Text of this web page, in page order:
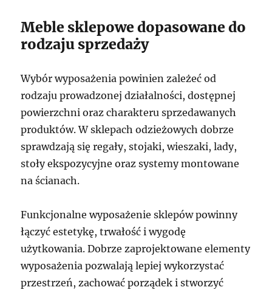
Meble sklepowe dopasowane do
rodzaju sprzedaży
Wybór wyposażenia powinien zależeć od
rodzaju prowadzonej działalności, dostępnej
powierzchni oraz charakteru sprzedawanych
produktów. W sklepach odzieżowych dobrze
sprawdzają się regały, stojaki, wieszaki, lady,
stoły ekspozycyjne oraz systemy montowane
na ścianach.
Funkcjonalne wyposażenie sklepów powinny
łączyć estetykę, trwałość i wygodę
użytkowania. Dobrze zaprojektowane elementy
wyposażenia pozwalają lepiej wykorzystać
przestrzeń, zachować porządek i stworzyć